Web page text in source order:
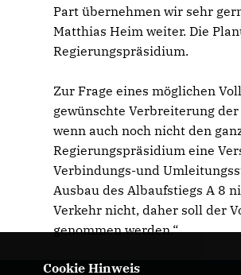
Part übernehmen wir sehr
Matthias Heim weiter. Die
Regierungspräsidium.
Zur Frage eines möglichen
gewünschte Verbreiterung
wenn auch noch nicht den
Regierungspräsidium eine
Verbindungs-und
Ausbau des Albaufstiegs A 8
Verkehr nicht, daher soll der
genommen werden.“
Cookie Hinweis